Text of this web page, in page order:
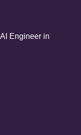
Engineer in